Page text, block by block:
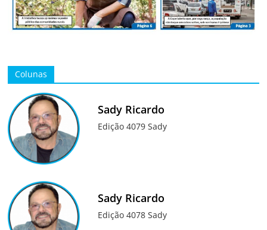
Colunas
Sady Ricardo
Edição 4079 Sady
Sady Ricardo
Edição 4078 Sady